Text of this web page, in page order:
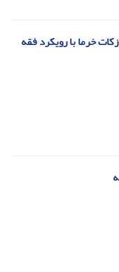
خرما با رویکرد فقه